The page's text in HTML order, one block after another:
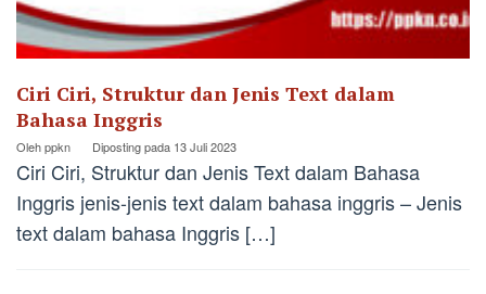
Ciri Ciri, Struktur dan Jenis Text dalam
Bahasa Inggris
Olehppkn Diposting pada 13 Juli 2023
Ciri Ciri, Struktur dan Jenis Text dalam Bahasa
Inggris jenis-jenis text dalam bahasa inggris – Jenis
text dalam bahasa Inggris […]